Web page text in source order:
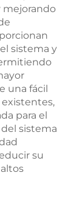
mejorando
sistema y
una fácil
para el
sistema
su